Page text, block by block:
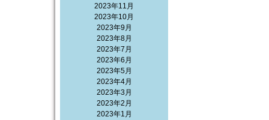
2023年11月
2023年10月
2023年9月
2023年8月
2023年7月
2023年6月
2023年5月
2023年4月
2023年3月
2023年2月
2023年1月